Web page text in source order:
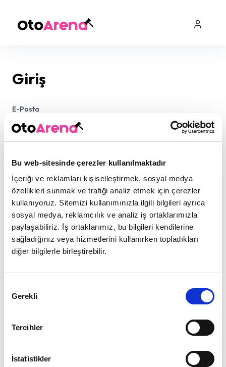
Bu web-sitesinde çerezler kullanılmaktadır
İçeriği ve reklamları kişiselleştirmek, sosyal medya
özellikleri sunmak ve trafiği analiz etmek için çerezler
kullanıyoruz. Sitemizi kullanımınızla ilgili bilgileri ayrıca
sosyal medya, reklamcılık ve analiz iş ortaklarımızla
paylaşabiliriz. İş ortaklarımız, bu bilgileri kendilerine
sağladığınız veya hizmetlerini kullanırken topladıkları
diğer bilgilerle birleştirebilir.
Seçimi
Gerekli
Tercihler
İstatistikler
Giriş
E-Posta
Şifrenizi mi unuttunuz ?